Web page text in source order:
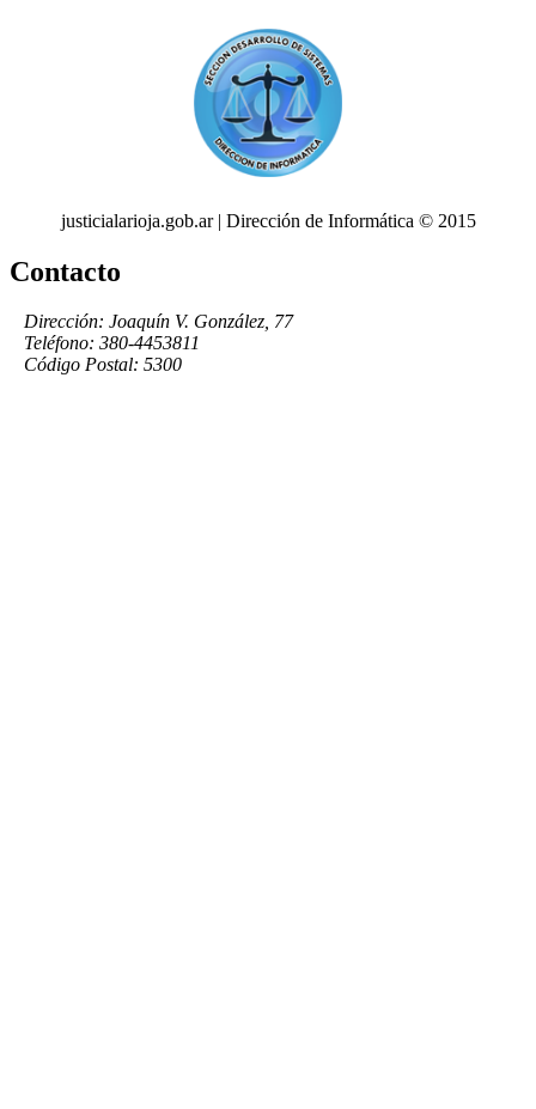
justicialarioja.gob.ar | Dirección de Informática © 2015
Contacto
Dirección: Joaquín V. González, 77
Teléfono: 380-4453811
Código Postal: 5300